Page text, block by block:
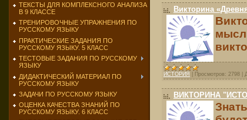
ТЕКСТЫ ДЛЯ КОМПЛЕКСНОГО АНАЛИЗА
В 9 КЛАССЕ
ТРЕНИРОВОЧНЫЕ УПРАЖНЕНИЯ ПО
РУССКОМУ ЯЗЫКУ
ПРАКТИЧЕСКИЕ ЗАДАНИЯ ПО
РУССКОМУ ЯЗЫКУ. 5 КЛАСС
ТЕСТОВЫЕ ЗАДАНИЯ ПО РУССКОМУ
ЯЗЫКУ
ДИДАКТИЧЕСКИЙ МАТЕРИАЛ ПО
РУССКОМУ ЯЗЫКУ
ЗАДАЧИ ПО РУССКОМУ ЯЗЫКУ
ОЦЕНКА КАЧЕСТВА ЗНАНИЙ ПО
РУССКОМУ ЯЗЫКУ. 6 КЛАСС
Викторина
ИСТОРИЯ Просмотров: 2798
ВИКТОРИНА